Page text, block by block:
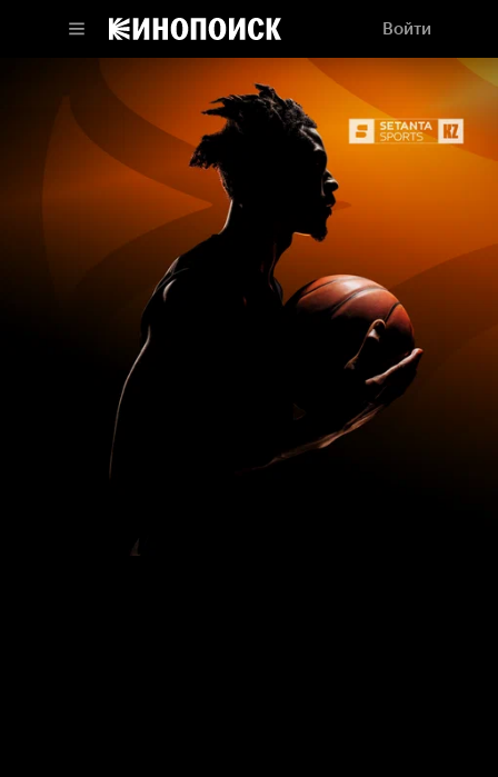
Войти